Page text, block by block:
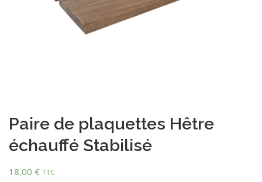
Paire de plaquettes Hêtre
échauffé Stabilisé
18,00 € TTC